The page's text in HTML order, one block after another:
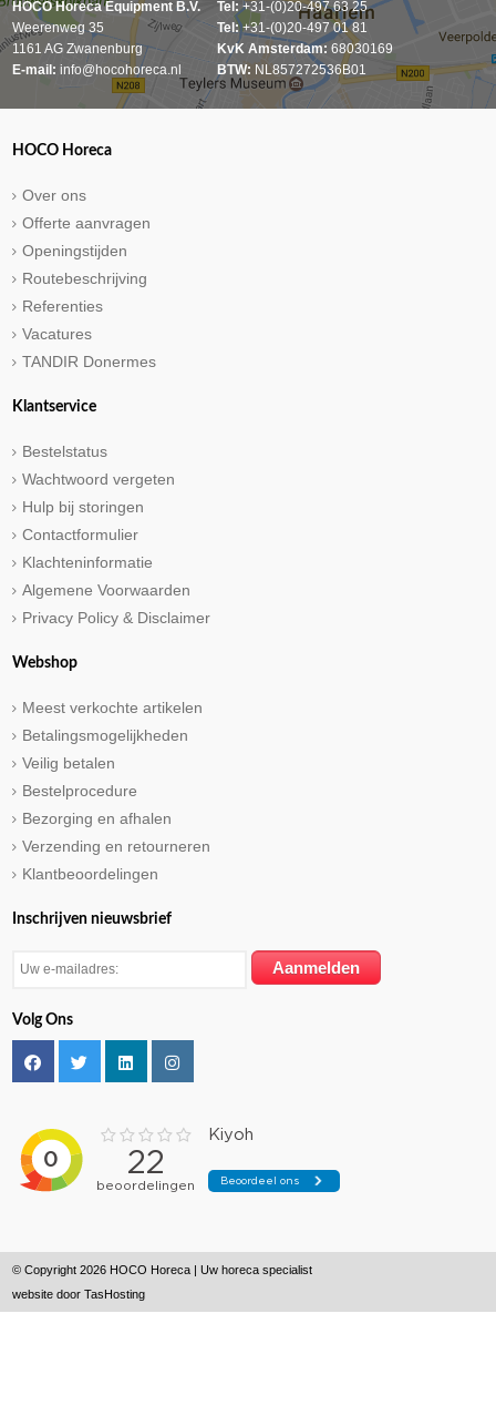
HOCO Horeca Equipment B.V.
Weerenweg 35
1161 AG Zwanenburg
E-mail: info@hocohoreca.nl
Tel:+31-(0)20-497 63 25
Tel:+31-(0)20-497 01 81
KvK Amsterdam: 68030169
BTW: NL857272536B01
HOCO Horeca
Over ons
Offerte aanvragen
Openingstijden
Routebeschrijving
Referenties
Vacatures
TANDIR Donermes
Klantservice
Bestelstatus
Wachtwoord vergeten
Hulp bij storingen
Contactformulier
Klachteninformatie
Algemene Voorwaarden
Privacy Policy & Disclaimer
Webshop
Meest verkochte artikelen
Betalingsmogelijkheden
Veilig betalen
Bestelprocedure
Bezorging en afhalen
Verzending en retourneren
Klantbeoordelingen
Inschrijven nieuwsbrief
Volg Ons
© Copyright 2026 HOCO Horeca | Uw horeca specialist
website doorTasHosting